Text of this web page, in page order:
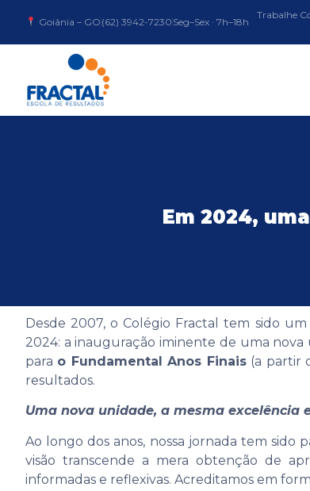
Goiânia – GO (62) 3942-7230 Seg–Sex · 7h–18h
Trabalhe
Em 2024,
Desde 2007, o Colégio Fractal tem sido
2024: a inauguração iminente de uma nova
para o Fundamental Anos Finais(a partir
resultados.
Uma nova unidade, a mesma excelência
Ao longo dos anos, nossa jornada tem sido
visão transcende a mera obtenção de
informadas e reflexivas. Acreditamos em